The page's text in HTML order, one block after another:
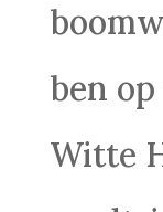
ben
Witte